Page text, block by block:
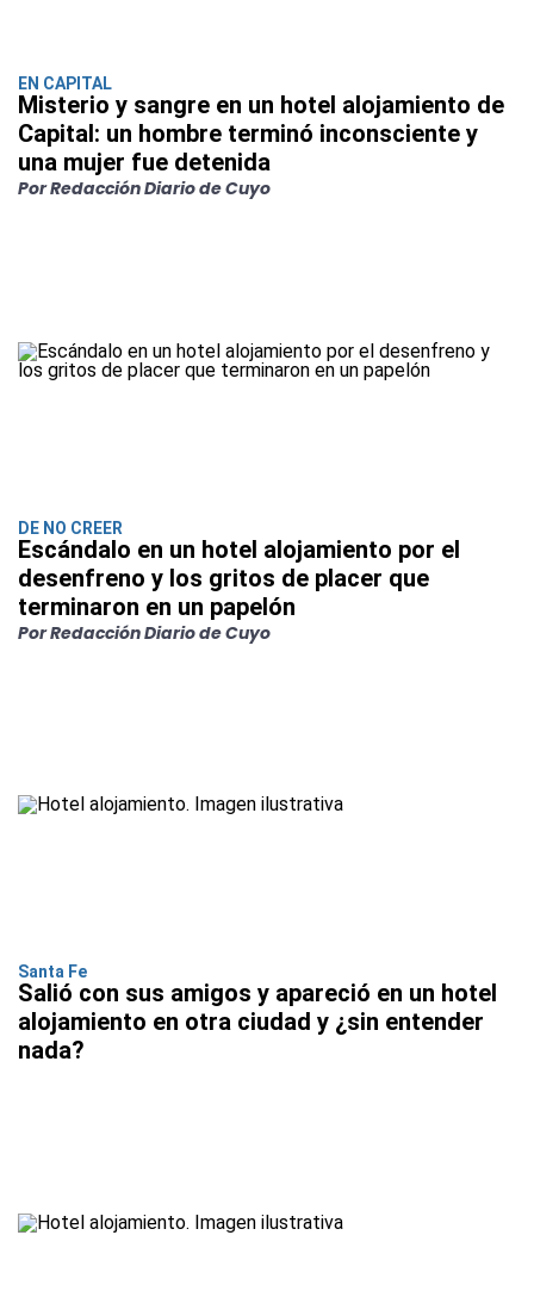
EN CAPITAL
Misterio y sangre en un hotel alojamiento de
Capital: un hombre terminó inconsciente y
una mujer fue detenida
Por Redacción Diario de Cuyo
DE NO CREER
Escándalo en un hotel alojamiento por el
desenfreno y los gritos de placer que
terminaron en un papelón
Por Redacción Diario de Cuyo
Santa Fe
Salió con sus amigos y apareció en un hotel
alojamiento en otra ciudad y ¿sin entender
nada?